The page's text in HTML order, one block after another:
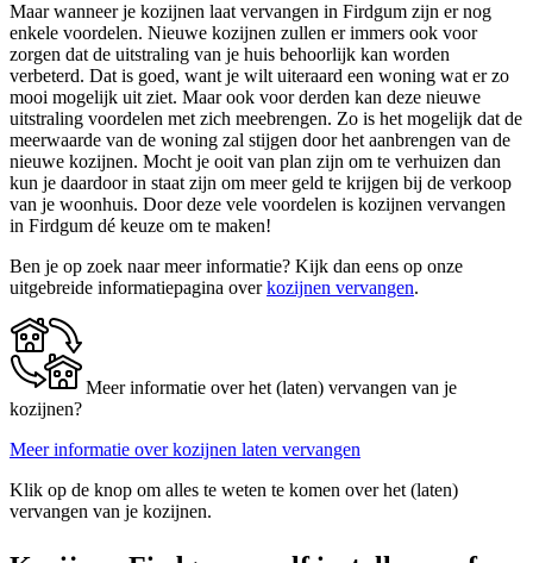
Maar wanneer je kozijnen laat vervangen in Firdgum zijn er nog
enkele voordelen. Nieuwe kozijnen zullen er immers ook voor
zorgen dat de uitstraling van je huis behoorlijk kan worden
verbeterd. Dat is goed, want je wilt uiteraard een woning wat er zo
mooi mogelijk uit ziet. Maar ook voor derden kan deze nieuwe
uitstraling voordelen met zich meebrengen. Zo is het mogelijk dat de
meerwaarde van de woning zal stijgen door het aanbrengen van de
nieuwe kozijnen. Mocht je ooit van plan zijn om te verhuizen dan
kun je daardoor in staat zijn om meer geld te krijgen bij de verkoop
van je woonhuis. Door deze vele voordelen is kozijnen vervangen
in Firdgum dé keuze om te maken!
Ben je op zoek naar meer informatie? Kijk dan eens op onze
uitgebreide informatiepagina overkozijnen vervangen.
Meer informatie over het (laten) vervangen van je
kozijnen?
Meer informatie over kozijnen laten vervangen
Klik op de knop om alles te weten te komen over het (laten)
vervangen van je kozijnen.